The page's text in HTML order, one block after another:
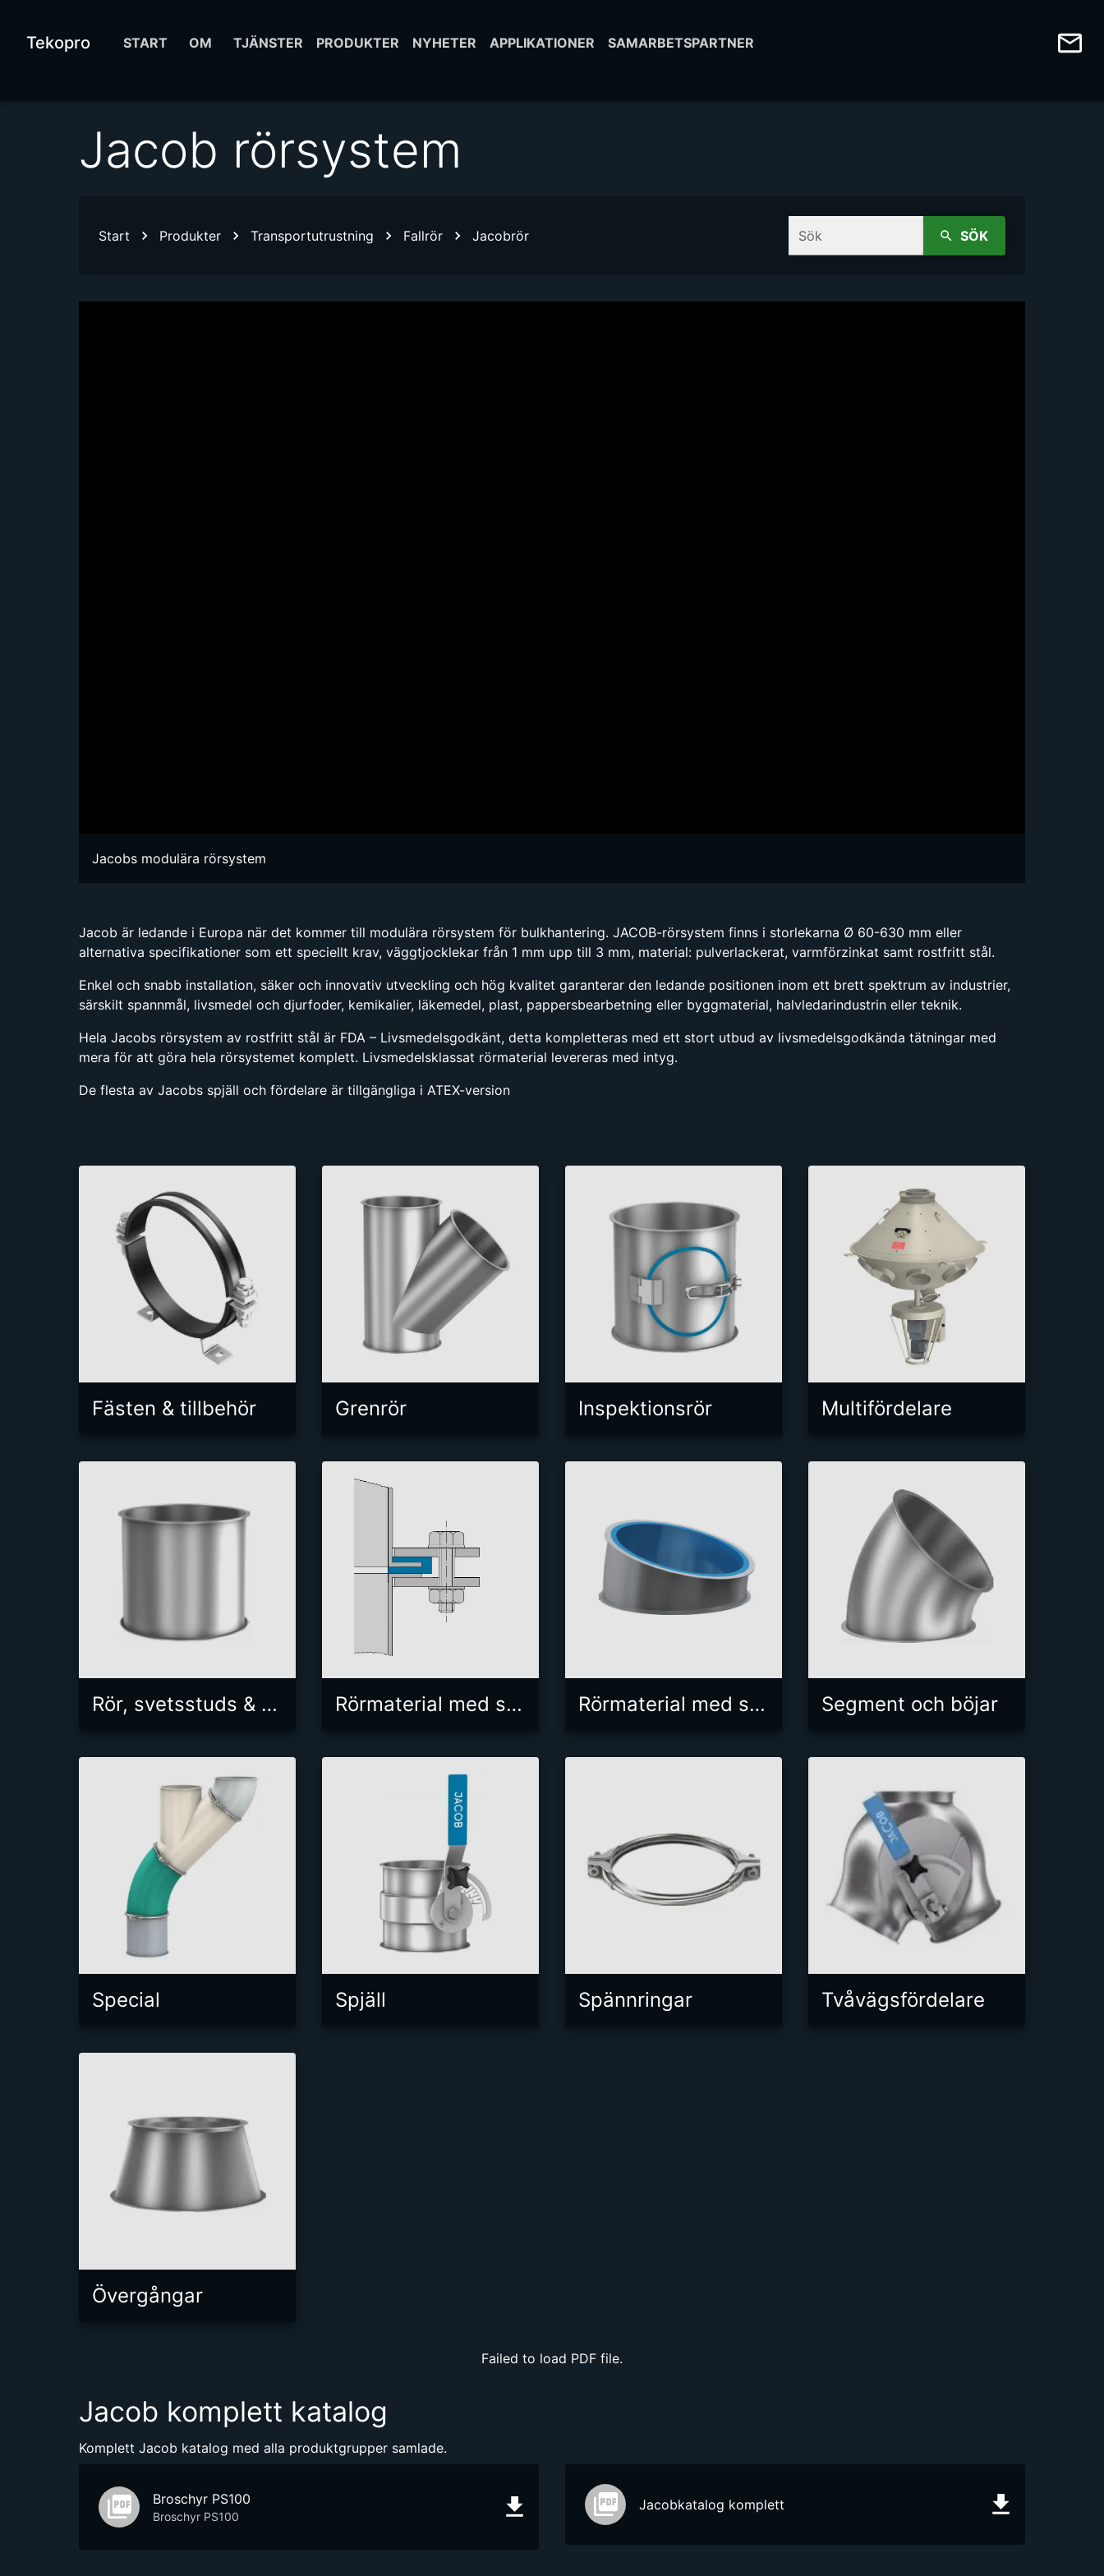
Tekopro START OM TJÄNSTER PRODUKTER NYHETER APPLIKATIONER SAMARBETSPARTNER
Jacob rörsystem
Start Produkter Transportutrustning Fallrör Jacobrör Sök SÖK
Jacobs modulära rörsystem
Jacob är ledande i Europa när det kommer till modulära rörsystem för bulkhantering. JACOB-rörsystem finns i storlekarna Ø 60-630 mm eller
alternativa specifikationer som ett speciellt krav, väggtjocklekar från 1 mm upp till 3 mm, material: pulverlackerat, varmförzinkat samt rostfritt stål.
Enkel och snabb installation, säker och innovativ utveckling och hög kvalitet garanterar den ledande positionen inom ett brett spektrum av industrier,
särskilt spannmål, livsmedel och djurfoder, kemikalier, läkemedel, plast, pappersbearbetning eller byggmaterial, halvledarindustrin eller teknik.
Hela Jacobs rörsystem av rostfritt stål är FDA – Livsmedelsgodkänt, detta kompletteras med ett stort utbud av livsmedelsgodkända tätningar med
mera för att göra hela rörsystemet komplett. Livsmedelsklassat rörmaterial levereras med intyg.
De flesta av Jacobs spjäll och fördelare är tillgängliga i ATEX-version
Fästen & tillbehör Grenrör Inspektionsrör Multifördelare
Rör, svetsstuds & teleskoprör Rörmaterial med skruvfläns Rörmaterial med slitbeläggning Segment och böjar
Special Spjäll Spännringar Tvåvägsfördelare
Övergångar
Failed to load PDF file.
Jacob komplett katalog
Komplett Jacob katalog med alla produktgrupper samlade.
Broschyr PS100
Broschyr PS100
Jacobkatalog komplett